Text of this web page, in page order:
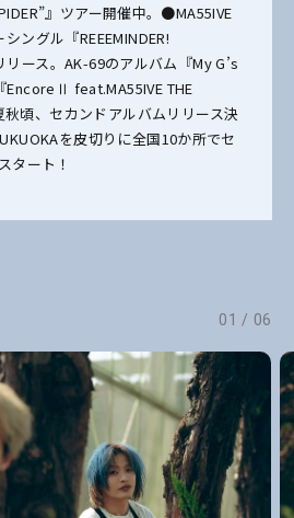
』ツアー開催中。●MA55IVE
ングル『REEEMINDER!
ース。AK-69のアルバム『My G’s
feat.MA55IVE THE
秋頃、セカンドアルバムリリース決
を皮切りに全国10か所でセ
タート！
01 / 06